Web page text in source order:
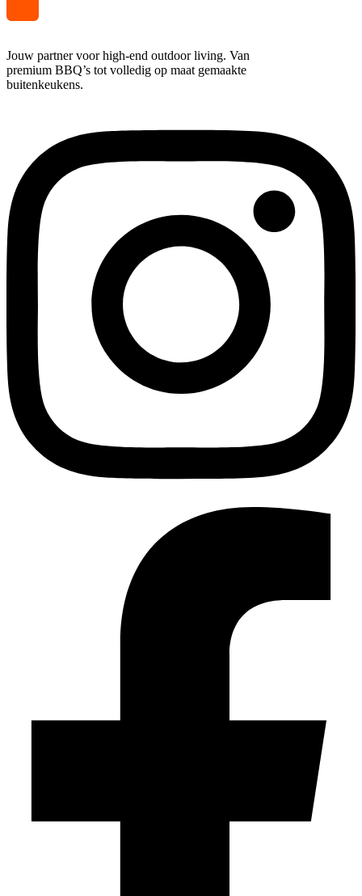
Jouw partner voor high-end outdoor living. Van
premium BBQ’s tot volledig op maat gemaakte
buitenkeukens.